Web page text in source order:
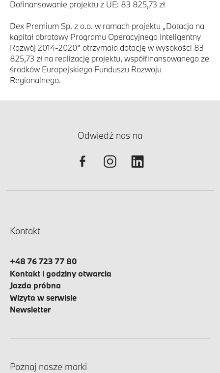
Dofinansowanie projektu z UE: 83 825,73 zł
Dex Premium Sp. z o.o. w ramach projektu „Dotacja na
kapitał obrotowy Programu Operacyjnego Inteligentny
Rozwój 2014-2020” otrzymała dotację w wysokości 83
825,73 zł na realizację projektu, współfinansowanego ze
środków Europejskiego Funduszu Rozwoju
Regionalnego.
Odwiedź nas na
Kontakt
+48 76 723 77 80
Kontakt i godziny otwarcia
Jazda próbna
Wizyta w serwisie
Newsletter
Poznaj nasze marki